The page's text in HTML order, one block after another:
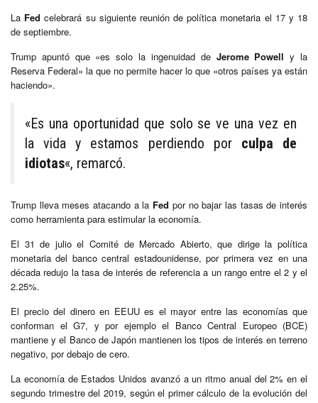
La Fed celebrará su siguiente reunión de política monetaria el 17 y 18
de septiembre.
Trump apuntó que «es solo la ingenuidad de Jerome Powell y la
Reserva Federal» la que no permite hacer lo que «otros países ya están
haciendo».
«Es una oportunidad que solo se ve una vez en
la vida y estamos perdiendo por culpa de
idiotas«, remarcó.
Trump lleva meses atacando a la Fed por no bajar las tasas de interés
como herramienta para estimular la economía.
El 31 de julio el Comité de Mercado Abierto, que dirige la política
monetaria del banco central estadounidense, por primera vez en una
década redujo la tasa de interés de referencia a un rango entre el 2 y el
2.25%.
El precio del dinero en EEUU es el mayor entre las economías que
conforman el G7, y por ejemplo el Banco Central Europeo (BCE)
mantiene y el Banco de Japón mantienen los tipos de interés en terreno
negativo, por debajo de cero.
La economía de Estados Unidos avanzó a un ritmo anual del 2% en el
segundo trimestre del 2019, según el primer cálculo de la evolución del